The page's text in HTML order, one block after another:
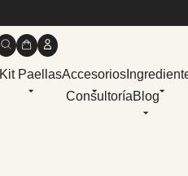
Kit PaellasAccesorios
ConsultoríaBlog